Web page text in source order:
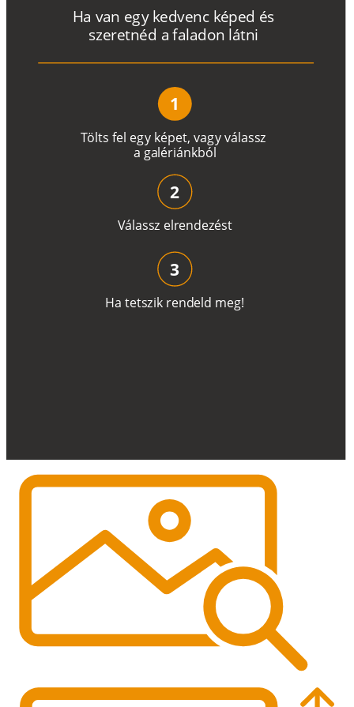
Tölts fel egy képet, vagyválassz
a galériánkból
Ha van egy kedvenc képed és
szeretnéd a faladon látni
1
Válassz elrendezést
2
Ha tetszik rendeld meg!
3